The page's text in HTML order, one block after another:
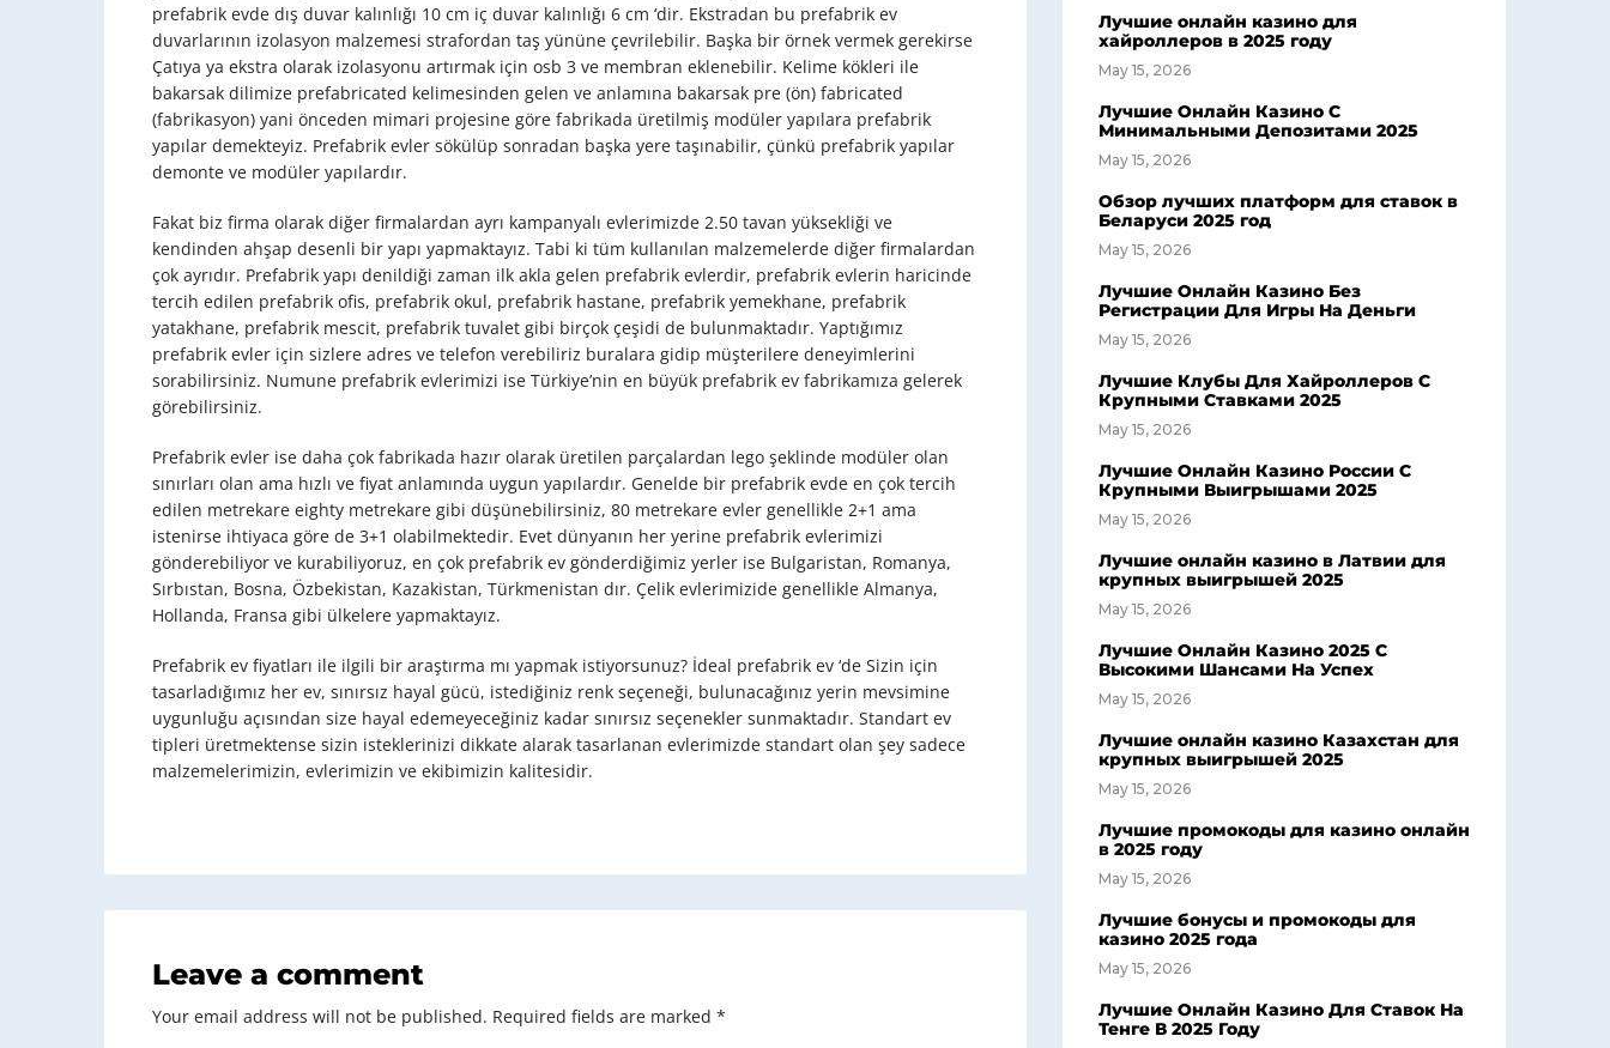
prefabrik evde dış duvar kalınlığı 10 cm iç duvar kalınlığı 6 cm ‘dir. Ekstradan bu prefabrik ev
duvarlarının izolasyon malzemesi strafordan taş yününe çevrilebilir. Başka bir örnek vermek gerekirse
Çatıya ya ekstra olarak izolasyonu artırmak için osb 3 ve membran eklenebilir. Kelime kökleri ile
bakarsak dilimize prefabricated kelimesinden gelen ve anlamına bakarsak pre (ön) fabricated
(fabrikasyon) yani önceden mimari projesine göre fabrikada üretilmiş modüler yapılara prefabrik
yapılar demekteyiz. Prefabrik evler sökülüp sonradan başka yere taşınabilir, çünkü prefabrik yapılar
demonte ve modüler yapılardır.
Fakat biz firma olarak diğer firmalardan ayrı kampanyalı evlerimizde 2.50 tavan yüksekliği ve
kendinden ahşap desenli bir yapı yapmaktayız. Tabi ki tüm kullanılan malzemelerde diğer firmalardan
çok ayrıdır. Prefabrik yapı denildiği zaman ilk akla gelen prefabrik evlerdir, prefabrik evlerin haricinde
tercih edilen prefabrik ofis, prefabrik okul, prefabrik hastane, prefabrik yemekhane, prefabrik
yatakhane, prefabrik mescit, prefabrik tuvalet gibi birçok çeşidi de bulunmaktadır. Yaptığımız
prefabrik evler için sizlere adres ve telefon verebiliriz buralara gidip müşterilere deneyimlerini
sorabilirsiniz. Numune prefabrik evlerimizi ise Türkiye’nin en büyük prefabrik ev fabrikamıza gelerek
görebilirsiniz.
Prefabrik evler ise daha çok fabrikada hazır olarak üretilen parçalardan lego şeklinde modüler olan
sınırları olan ama hızlı ve fiyat anlamında uygun yapılardır. Genelde bir prefabrik evde en çok tercih
edilen metrekare eighty metrekare gibi düşünebilirsiniz, 80 metrekare evler genellikle 2+1 ama
istenirse ihtiyaca göre de 3+1 olabilmektedir. Evet dünyanın her yerine prefabrik evlerimizi
gönderebiliyor ve kurabiliyoruz, en çok prefabrik ev gönderdiğimiz yerler ise Bulgaristan, Romanya,
Sırbıstan, Bosna, Özbekistan, Kazakistan, Türkmenistan dır. Çelik evlerimizide genellikle Almanya,
Hollanda, Fransa gibi ülkelere yapmaktayız.
Prefabrik ev fiyatları ile ilgili bir araştırma mı yapmak istiyorsunuz? İdeal prefabrik ev ‘de Sizin için
tasarladığımız her ev, sınırsız hayal gücü, istediğiniz renk seçeneği, bulunacağınız yerin mevsimine
uygunluğu açısından size hayal edemeyeceğiniz kadar sınırsız seçenekler sunmaktadır. Standart ev
tipleri üretmektense sizin isteklerinizi dikkate alarak tasarlanan evlerimizde standart olan şey sadece
malzemelerimizin, evlerimizin ve ekibimizin kalitesidir.
Leave a comment
Your email address will not be published. Required fields are marked *
Лучшие онлайн казино для
хайроллеров в 2025 году
May 15, 2026
Лучшие Онлайн Казино С
Минимальными Депозитами 2025
May 15, 2026
Обзор лучших платформ для ставок в
Беларуси 2025 год
May 15, 2026
Лучшие Онлайн Казино Без
Регистрации Для Игры На Деньги
May 15, 2026
Лучшие Клубы Для Хайроллеров С
Крупными Ставками 2025
May 15, 2026
Лучшие Онлайн Казино России С
Крупными Выигрышами 2025
May 15, 2026
Лучшие онлайн казино в Латвии для
крупных выигрышей 2025
May 15, 2026
Лучшие Онлайн Казино 2025 С
Высокими Шансами На Успех
May 15, 2026
Лучшие онлайн казино Казахстан для
крупных выигрышей 2025
May 15, 2026
Лучшие промокоды для казино онлайн
в 2025 году
May 15, 2026
Лучшие бонусы и промокоды для
казино 2025 года
May 15, 2026
Лучшие Онлайн Казино Для Ставок На
Тенге В 2025 Году